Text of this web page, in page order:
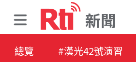
新聞
總覽 #漢光42號演習